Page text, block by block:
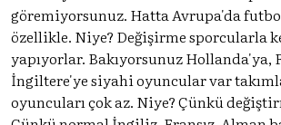
göremiyorsunuz. Hatta Avrupa'da
özellikle. Niye? Değişirme sporcularla
yapıyorlar. Bakıyorsunuz Hollanda'ya,
İngiltere'ye siyahi oyuncular var
oyuncuları çok az. Niye? Çünkü